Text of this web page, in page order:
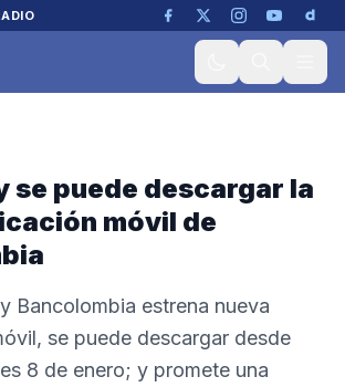
se puede descargar la
móvil de
Bancolombia estrena nueva
se puede descargar desde
8 de enero; y promete una